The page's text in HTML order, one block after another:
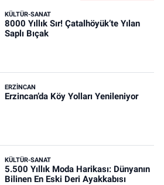
KÜLTÜR-SANAT
8000 Yıllık Sır! Çatalhöyük’te Yılan
Saplı Bıçak
ERZINCAN
Erzincan’da Köy Yolları Yenileniyor
KÜLTÜR-SANAT
5.500 Yıllık Moda Harikası: Dünyanın
Bilinen En Eski Deri Ayakkabısı